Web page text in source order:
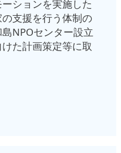
ションを実施した
支援を行う体制の
NPOセンター設立
た計画策定等に取